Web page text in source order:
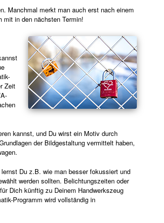
Manchmal merkt man auch erst nach einem
mit in den nächsten Termin!
Zeit
kannst, und Du wirst ein Motiv durch
der Bildgestaltung vermittelt haben,
Du z.B. wie man besser fokussiert und
werden sollten. Belichtungszeiten oder
Dich künftig zu Deinem Handwerkszeug
Programm wird vollständig in